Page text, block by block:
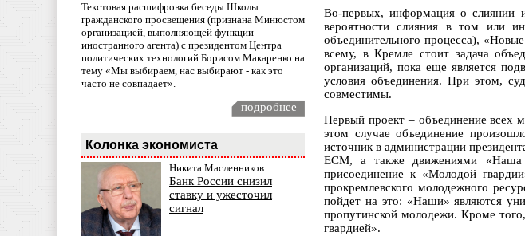
Текстовая расшифровка беседы Школы
гражданского просвещения (признана Минюстом
организацией, выполняющей функции
иностранного агента) с президентом Центра
политических технологий Борисом Макаренко на
тему «Мы выбираем, нас выбирают - как это
часто не совпадает».
подробнее
Колонка экономиста
Никита Масленников
Банк России снизил
ставку и ужесточил
сигнал
Во-первых, информация о слиянии
вероятности слияния в том или
объединительного процесса),
всему, в Кремле стоит задача
организаций, пока еще является
условия объединения. При этом,
совместимы.
Первый проект – объединение всех
этом случае объединение
источник в администрации
ЕСМ, а также движениями «Наша
присоединение к «Молодой
прокремлевского молодежного
пойдет на это: «Наши» являются
пропутинской молодежи. Кроме
гвардией».